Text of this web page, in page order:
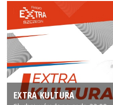
EXTRA KULTURA